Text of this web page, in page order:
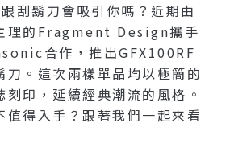
刮鬍刀會吸引你嗎？近期由
理的Fragment Design攜手
合作，推出GFX100RF
刀。這次兩樣單品均以極簡的
印，延續經典潮流的風格。
值得入手？跟著我們一起來看